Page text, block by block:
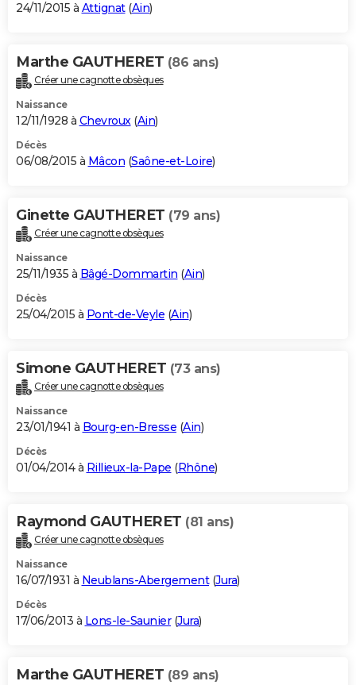
24/11/2015 à Attignat(Ain)
Marthe GAUTHERET (86 ans)
Créer une cagnotte obsèques
Naissance
12/11/1928 à Chevroux(Ain)
Décès
06/08/2015 à Mâcon (Saône-et-Loire)
Ginette GAUTHERET (79 ans)
Créer une cagnotte obsèques
Naissance
25/11/1935 à Bâgé-Dommartin (Ain)
Décès
25/04/2015 à Pont-de-Veyle (Ain)
Simone GAUTHERET (73 ans)
Créer une cagnotte obsèques
Naissance
23/01/1941 à Bourg-en-Bresse (Ain)
Décès
01/04/2014 à Rillieux-la-Pape (Rhône)
Raymond GAUTHERET (81 ans)
Créer une cagnotte obsèques
Naissance
16/07/1931 à Neublans-Abergement(Jura)
Décès
17/06/2013 à Lons-le-Saunier(Jura)
Marthe GAUTHERET (89 ans)